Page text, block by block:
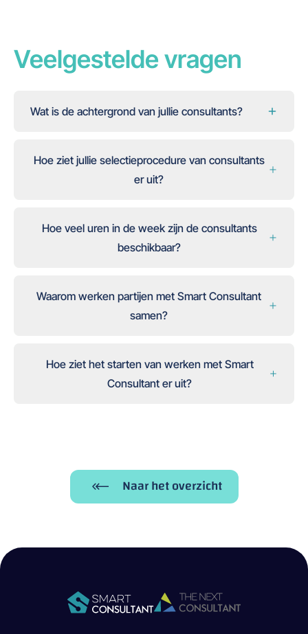
Veelgestelde vragen
Wat is de achtergrond van jullie consultants?
Hoe ziet jullie selectieprocedure van consultants
er uit?
Hoe veel uren in de week zijn de consultants
beschikbaar?
Waarom werken partijen met Smart Consultant
samen?
Hoe ziet het starten van werken met Smart
Consultant er uit?
Naar het overzicht